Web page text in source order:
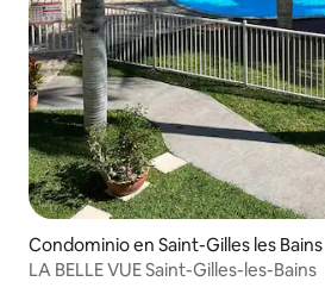
Condominio en Saint-Gilles les Bains
LA BELLE VUE Saint-Gilles-les-Bains